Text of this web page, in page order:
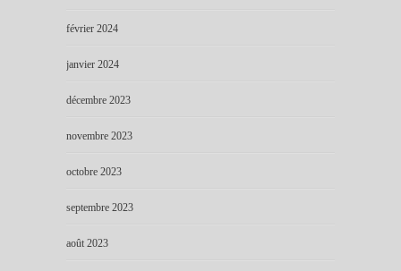
février 2024
janvier 2024
décembre 2023
novembre 2023
octobre 2023
septembre 2023
août 2023